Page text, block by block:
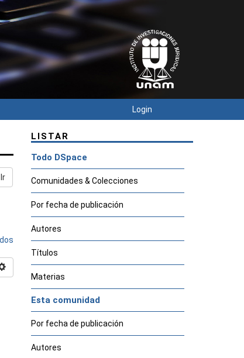
Login
Ir
LISTAR
Todo DSpace
Comunidades & Colecciones
Por fecha de publicación
Autores
Títulos
Materias
Esta comunidad
Por fecha de publicación
Autores